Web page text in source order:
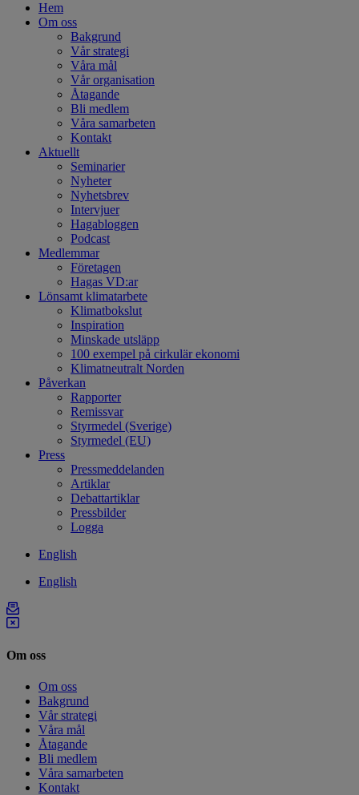
Hem
Om oss
Bakgrund
Vår strategi
Våra mål
Vår organisation
Åtagande
Bli medlem
Våra samarbeten
Kontakt
Aktuellt
Seminarier
Nyheter
Nyhetsbrev
Intervjuer
Hagabloggen
Podcast
Medlemmar
Företagen
Hagas VD:ar
Lönsamt klimatarbete
Klimatbokslut
Inspiration
Minskade utsläpp
100 exempel på cirkulär ekonomi
Klimatneutralt Norden
Påverkan
Rapporter
Remissvar
Styrmedel (Sverige)
Styrmedel (EU)
Press
Pressmeddelanden
Artiklar
Debattartiklar
Pressbilder
Logga
English
English
Om oss
Om oss
Bakgrund
Vår strategi
Våra mål
Åtagande
Bli medlem
Våra samarbeten
Kontakt